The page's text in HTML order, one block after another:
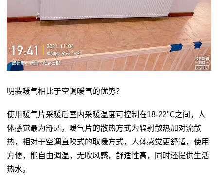
明装暖气相比于空调暖气的优势？
使用暖气片采暖后室内采暖温度可控制在18-22℃之间，人
体感觉最为舒适。暖气片的散热方式为辐射散热加对流散
热，相对于空调直吹式的取暖方式，人体感觉更舒适，使用
方便，能自由调温，无吹风感，舒适性高，同时还提供生活
热水。